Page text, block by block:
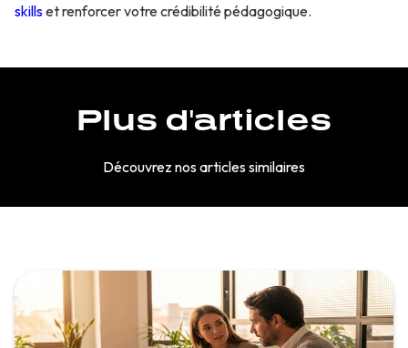
skillset renforcer votre crédibilité pédagogique.
Plus d'articles
Découvrez nos articles similaires